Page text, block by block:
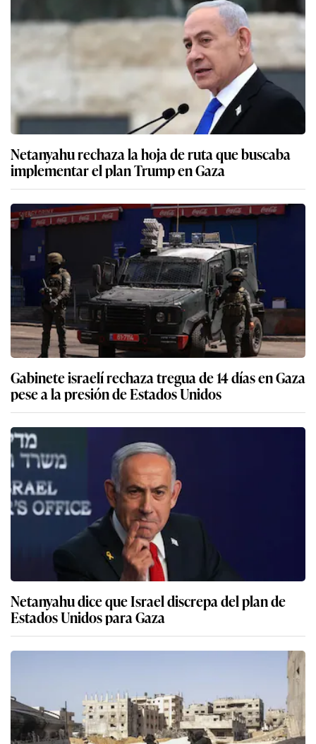
Netanyahu rechaza la hoja de ruta que buscaba
implementar el plan Trump en Gaza
Gabinete israelí rechaza tregua de 14 días en Gaza
pese a la presión de Estados Unidos
Netanyahu dice que Israel discrepa del plan de
Estados Unidos para Gaza